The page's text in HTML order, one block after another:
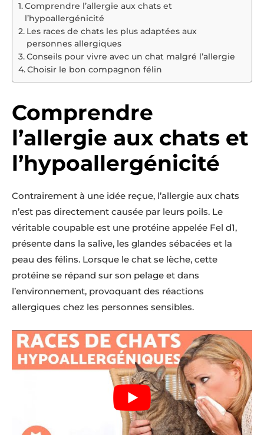
Comprendre l’allergie aux chats et
l’hypoallergénicité
Les races de chats les plus adaptées aux
personnes allergiques
Conseils pour vivre avec un chat malgré l’allergie
Choisir le bon compagnon félin
Comprendre
l’allergie aux chats et
l’hypoallergénicité
Contrairement à une idée reçue, l’allergie aux chats
n’est pas directement causée par leurs poils. Le
véritable coupable est une protéine appelée Fel d1,
présente dans la salive, les glandes sébacées et la
peau des félins. Lorsque le chat se lèche, cette
protéine se répand sur son pelage et dans
l’environnement, provoquant des réactions
allergiques chez les personnes sensibles.